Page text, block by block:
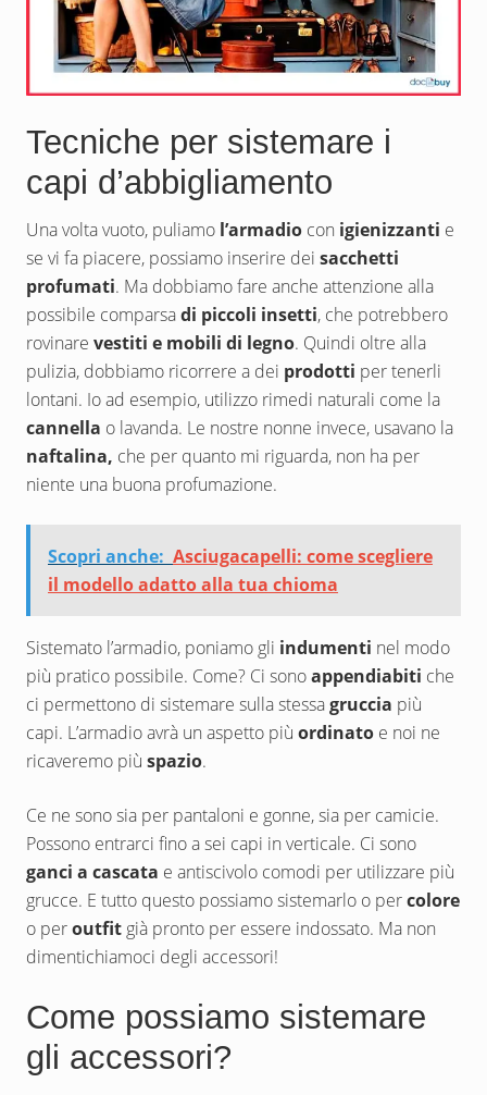
Tecniche per sistemare i
capi d’abbigliamento
Una volta vuoto, puliamo l’armadio con igienizzanti e
se vi fa piacere, possiamo inserire dei sacchetti
profumati. Ma dobbiamo fare anche attenzione alla
possibile comparsadi piccoli insetti, che potrebbero
rovinare vestiti e mobili di legno. Quindi oltre alla
pulizia, dobbiamo ricorrere a dei prodotti per tenerli
lontani. Io ad esempio, utilizzo rimedi naturali come la
cannella o lavanda. Le nostre nonne invece, usavano la
naftalina, che per quanto mi riguarda, non ha per
niente una buona profumazione.
Scopri anche: Asciugacapelli: come scegliere
il modello adatto alla tua chioma
Sistemato l’armadio, poniamo gli indumenti nel modo
più pratico possibile. Come? Ci sonoappendiabiti che
ci permettono di sistemare sulla stessagruccia più
capi. L’armadio avrà un aspetto più ordinato e noi ne
ricaveremo più spazio.
Ce ne sono sia per pantaloni e gonne, sia per camicie.
Possono entrarci fino a sei capi in verticale. Ci sono
ganci a cascata e antiscivolo comodi per utilizzare più
grucce. E tutto questo possiamo sistemarlo o percolore
o peroutfit già pronto per essere indossato. Ma non
dimentichiamoci degli accessori!
Come possiamo sistemare
gli accessori?